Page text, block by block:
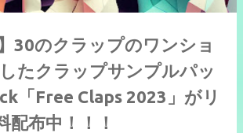
】30のクラップのワンショ
たクラップサンプルパッ
「Free Claps 2023」がリ
配布中！！！